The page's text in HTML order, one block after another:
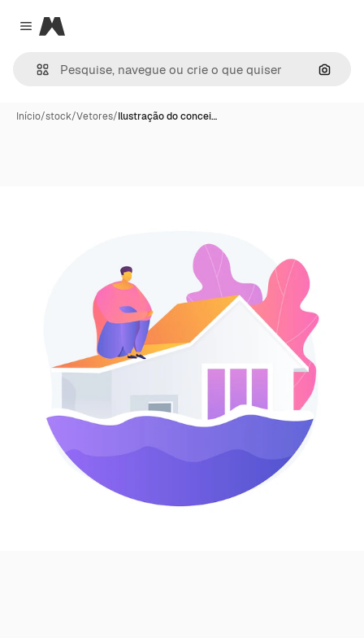
Close menu
Magnific
Início/stock/Vetores/Ilustração do concei…